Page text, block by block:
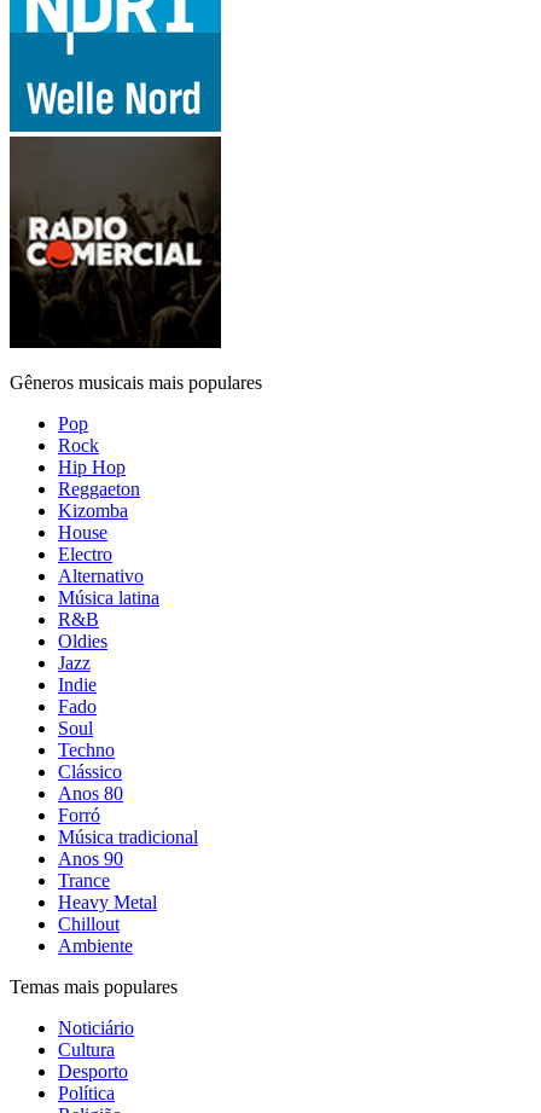
Gêneros musicais mais populares
Pop
Rock
Hip Hop
Reggaeton
Kizomba
House
Electro
Alternativo
Música latina
R&B
Oldies
Jazz
Indie
Fado
Soul
Techno
Clássico
Anos 80
Forró
Música tradicional
Anos 90
Trance
Heavy Metal
Chillout
Ambiente
Temas mais populares
Noticiário
Cultura
Desporto
Política